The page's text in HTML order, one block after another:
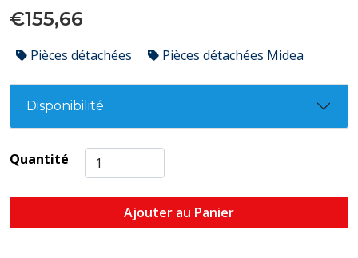
€155,66
Pièces détachées Pièces détachées Midea
Disponibilité
Quantité
Ajouter au Panier